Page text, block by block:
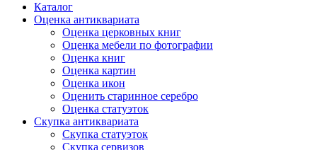
Каталог
Оценка антиквариата
Оценка церковных книг
Оценка мебели по фотографии
Оценка книг
Оценка картин
Оценка икон
Оценить старинное серебро
Оценка статуэток
Скупка антиквариата
Скупка статуэток
Скупка сервизов